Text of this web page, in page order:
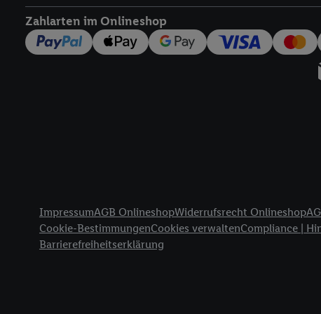
Zahlarten im Onlineshop
ImpressumAGB OnlineshopWiderrufsrecht Onlineshop
Cookie-BestimmungenCookies verwaltenCompliance |
Barrierefreiheitserklärung
widerrufen - jederzeit
die Lidl-Dienste)
Durch einen Klick auf
„Zustimmen“ stimmen
jederzeit mit Wirkung
Unter
Gewährleistung der
Verknüpfung
Messung des Erfolgs
Zugriff auf